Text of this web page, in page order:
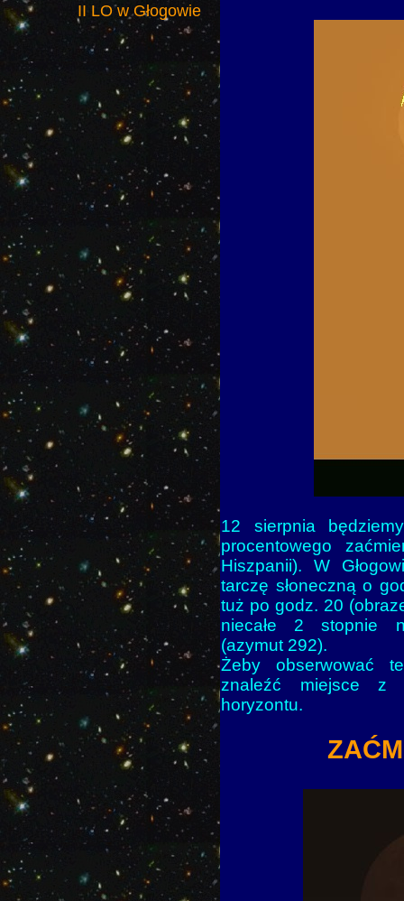
II LO w Głogowie
12 sierpnia
procentowego
Hiszpanii). W
tarczę słoneczną o
tuż po godz. 20
niecałe 2 stopnie
(azymut 292).
Żeby obserwować
znaleźć miejsce z
horyzontu.